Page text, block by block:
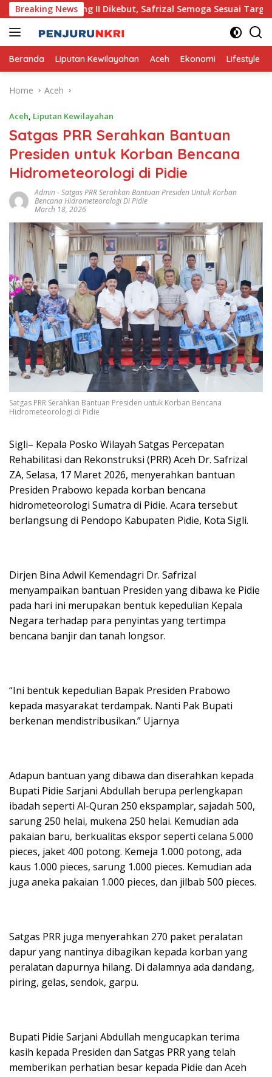
Skip
to
content
Breaking News
Pante Lhong II Dikebut, Safrizal Semoga Sesuai Target
Beranda Liputan Kewilayahan Aceh Ekonomi Lifestyle
Home Aceh
Aceh, Liputan Kewilayahan
Satgas PRR Serahkan Bantuan
Presiden untuk Korban Bencana
Hidrometeorologi di Pidie
Admin-Satgas PRR Serahkan Bantuan Presiden Untuk Korban
Bencana Hidrometeorologi Di Pidie
March 18, 2026
Satgas PRR Serahkan Bantuan Presiden untuk Korban Bencana
Hidrometeorologi di Pidie
Sigli– Kepala Posko Wilayah Satgas Percepatan
Rehabilitasi dan Rekonstruksi (PRR) Aceh Dr. Safrizal
ZA, Selasa, 17 Maret 2026, menyerahkan bantuan
Presiden Prabowo kepada korban bencana
hidrometeorologi Sumatra di Pidie. Acara tersebut
berlangsung di Pendopo Kabupaten Pidie, Kota Sigli.
Dirjen Bina Adwil Kemendagri Dr. Safrizal
menyampaikan bantuan Presiden yang dibawa ke Pidie
pada hari ini merupakan bentuk kepedulian Kepala
Negara terhadap para penyintas yang tertimpa
bencana banjir dan tanah longsor.
“Ini bentuk kepedulian Bapak Presiden Prabowo
kepada masyarakat terdampak. Nanti Pak Bupati
berkenan mendistribusikan.” Ujarnya
Adapun bantuan yang dibawa dan diserahkan kepada
Bupati Pidie Sarjani Abdullah berupa perlengkapan
ibadah seperti Al-Quran 250 ekspamplar, sajadah 500,
sarung 250 helai, mukena 250 helai. Kemudian ada
pakaian baru, berkualitas ekspor seperti celana 5.000
pieces, jaket 400 potong. Kemeja 1.000 potong, ada
kaus 1.000 pieces, sarung 1.000 pieces. Kemudian ada
juga aneka pakaian 1.000 pieces, dan jilbab 500 pieces.
Satgas PRR juga menyerahkan 270 paket peralatan
dapur yang nantinya dibagikan kepada korban yang
peralatan dapurnya hilang. Di dalamnya ada dandang,
piring, gelas, sendok, garpu.
Bupati Pidie Sarjani Abdullah mengucapkan terima
kasih kepada Presiden dan Satgas PRR yang telah
memberikan perhatian besar kepada Pidie dan Aceh